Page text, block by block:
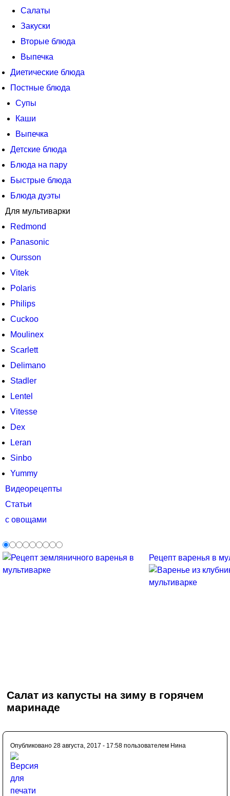
Салаты
Закуски
Вторые блюда
Выпечка
Диетические блюда
Постные блюда
Супы
Каши
Выпечка
Детские блюда
Блюда на пару
Быстрые блюда
Блюда дуэты
Для мультиварки
Redmond
Panasonic
Oursson
Vitek
Polaris
Philips
Cuckoo
Moulinex
Scarlett
Delimano
Stadler
Lentel
Vitesse
Dex
Leran
Sinbo
Yummy
Видеорецепты
Статьи
с овощами
Рецепт варенья в
Салат из капусты на зиму в горячем
маринаде
Опубликовано 28 августа, 2017 - 17:58 пользователем Нина